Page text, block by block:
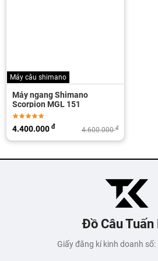
Máy câu shimano
Máy ngang Shimano
Scorpion MGL 151
4.600.000đ
4.400.000 đ
Đồ Câu Tuấn
Giấy đăng kí kinh doanh